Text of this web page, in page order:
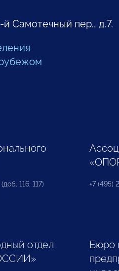
й Самотечный пер., д.7.
116, 117) +7 (495)
отдел
Бюро